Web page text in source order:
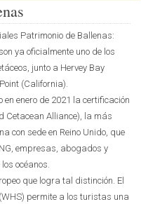
Patrimonio de Ballenas:
ya oficialmente uno de los
junto a Hervey Bay
(California).
enero de 2021 la certificación
Cetacean Alliance), la más
con sede en Reino Unido, que
empresas, abogados y
océanos.
que logra tal distinción. El
permite a los turistas una